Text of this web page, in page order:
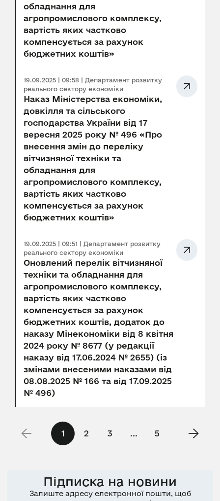
обладнання для
агропромислового комплексу,
вартість яких частково
компенсується за рахунок
бюджетних коштів»
19.09.2025 | 09:58 | Департамент розвитку
реального сектору економіки
Наказ Міністерства економіки,
довкілля та сільського
господарства України від 17
вересня 2025 року № 496 «Про
внесення змін до переліку
вітчизняної техніки та
обладнання для
агропромислового комплексу,
вартість яких частково
компенсується за рахунок
бюджетних коштів»
19.09.2025 | 09:51 | Департамент розвитку
реального сектору економіки
Оновлений перелік вітчизняної
техніки та обладнання для
агропромислового комплексу,
вартість яких частково
компенсується за рахунок
бюджетних коштів, додаток до
наказу Мінекономіки від 8 квітня
2024 року № 8677 (у редакції
наказу від 17.06.2024 № 2655) (із
змінами внесеними наказами від
08.08.2025 № 166 та від 17.09.2025
№ 496)
1 2 3 ... 5
Підписка на новини
Залиште адресу електронної пошти, щоб